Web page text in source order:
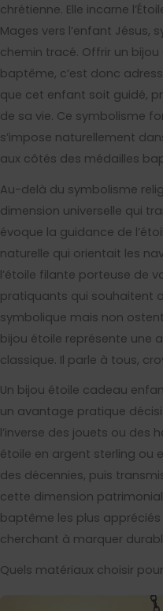
chrétienne. Elle incarne
Mages vers l’enfant Jésus,
chemin tracé. Offrir un bijou
baptême, c’est donc
que cet enfant soit guidé,
de sa vie. Ce symbolisme
s’impose naturellement
aux côtés des médailles
Au-delà du symbolisme
dimension universelle qui
évoque la guidance de
naturelle qui orientait les
l’étoile filante porteuse de
pratiquants qui souhaitent
symbolique mais non
bijou étoile représente une
classique. Il parle à tous,
Un bijou étoile cadeau
un avantage pratique
l’inverse des jouets ou des
étoile en argent sterling ou
des décennies, puis
cette dimension
baptême les plus
cherchant à marquer
Quels matériaux choisir